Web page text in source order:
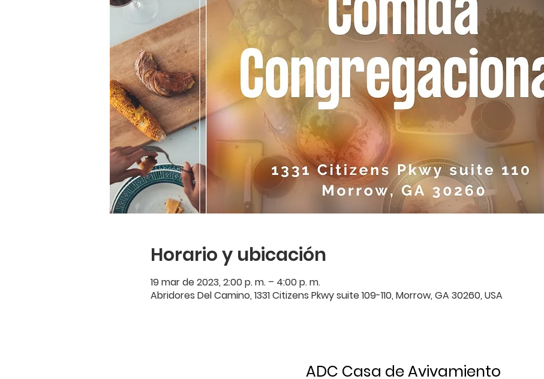
Horario y ubicación
19 mar de 2023, 2:00 p. m. – 4:00 p. m.
Abridores Del Camino, 1331 Citizens Pkwy suite 109-110, Morrow, GA 30260, USA
ADC Casa de Avivamiento